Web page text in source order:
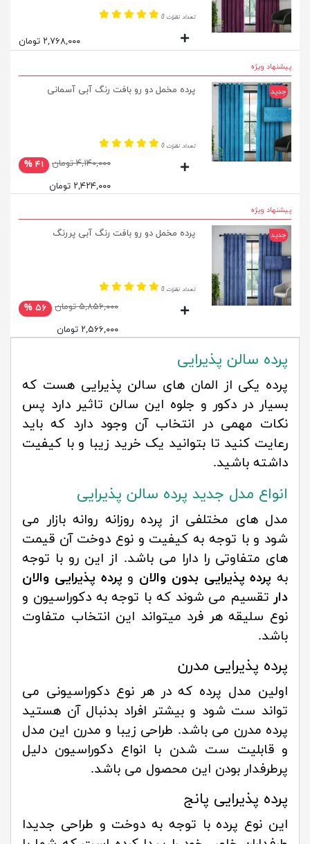
تعداد نظرات 0
۲,۷۶۸,۰۰۰ تومان
پیشنهاد ویژه
جدید پرده مخمل دو رو بافت رنگ آبی آسمانی
تعداد نظرات 0
۴,۱۴۰,۰۰۰ تومان
۴۱ %
۲,۴۲۴,۰۰۰ تومان
پیشنهاد ویژه
جدید پرده مخمل دو رو بافت رنگ آبی پررنگ
تعداد نظرات 0
۵,۸۵۶,۰۰۰ تومان
۵۶ %
۲,۵۶۶,۰۰۰ تومان
پرده سالن پذیرایی
پرده یکی از المان های سالن پذیرایی هست که
بسیار در دکور و جلوه این سالن تاثیر دارد پس
نکات مهمی در انتخاب آن وجود دارد که باید
رعایت کنید تا بتوانید یک خرید زیبا و با کیفیت
داشته باشید.
انواع مدل جدید پرده سالن پذیرایی
مدل های مختلفی از پرده روزانه روانه بازار می
شود و با توجه به کیفیت و نوع دوخت آن قیمت
های متفاوتی را دارا می باشد. از این رو با توجه
به پرده پذیرایی بدون والان و پرده پذیرایی والان
دارتقسیم می شوند که با توجه به دکوراسیون و
نوع سلیقه هر فرد میتواند این انتخاب متفاوت
باشد.
پرده پذیرایی مدرن
اولین مدل پرده که در هر نوع دکوراسیونی می
تواند ست شود و بیشتر افراد بدنبال آن هستید
پرده مدرن می باشد. طراحی زیبا و مدرن این مدل
و قابلیت ست شدن با انواع دکوراسیون دلیل
پرطرفدار بودن این محصول می باشد.
پرده پذیرایی پانج
این نوع پرده با توجه به دوخت و طراحی جدیدا